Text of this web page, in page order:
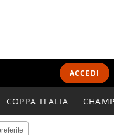
ACCEDI
COPPA ITALIA